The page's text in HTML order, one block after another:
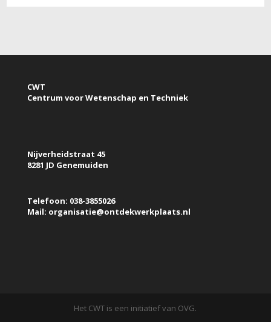
CWT
Centrum voor Wetenschap en Techniek
Nijverheidstraat 45
8281 JD Genemuiden
Telefoon: 038-3855026
Mail: organisatie@ontdekwerkplaats.nl
Het CWT is een initiatief van OVG.